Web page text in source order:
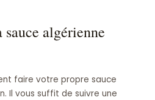
sauce algérienne
faire votre propre sauce
Il vous suffit de suivre une